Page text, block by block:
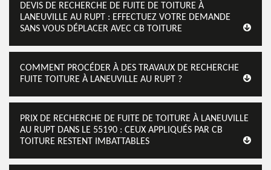
DEVIS DE RECHERCHE DE FUITE DE TOITURE À
LANEUVILLE AU RUPT : EFFECTUEZ VOTRE DEMANDE
SANS VOUS DÉPLACER AVEC CB TOITURE
COMMENT PROCÉDER À DES TRAVAUX DE RECHERCHE
FUITE TOITURE À LANEUVILLE AU RUPT ?
PRIX DE RECHERCHE DE FUITE DE TOITURE À LANEUVILLE
AU RUPT DANS LE 55190 : CEUX APPLIQUÉS PAR CB
TOITURE RESTENT IMBATTABLES